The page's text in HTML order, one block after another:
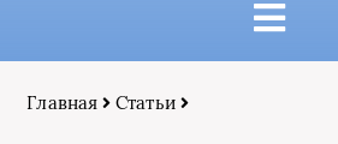
Главная Статьи